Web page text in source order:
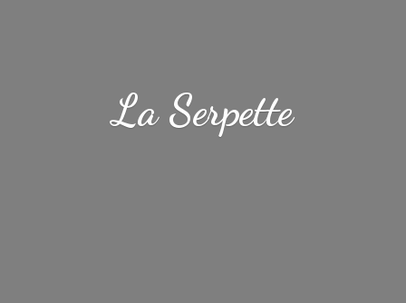
La Serpette